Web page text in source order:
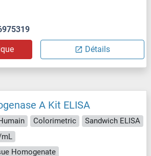
Détails
A Kit ELISA
Colorimetric
Sandwich ELISA
Homogenate